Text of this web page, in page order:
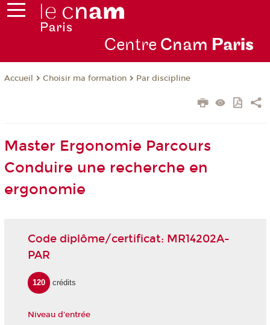
Centre Cnam Paris
Accueil Choisir ma formation Par discipline
Master Ergonomie Parcours
Conduire une recherche en
ergonomie
Code diplôme/certificat: MR14202A-
PAR
120 crédits
Niveau d'entrée